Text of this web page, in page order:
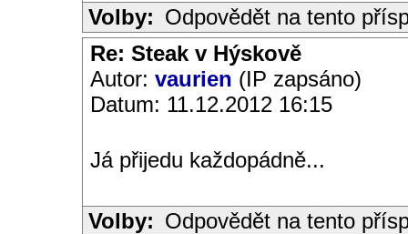
Volby: Odpovědět na tento
Re: Steak v Hýskově
Autor: vaurien (IP zapsáno)
Datum: 11.12.2012 16:15
Já přijedu každopádně...
Volby: Odpovědět na tento